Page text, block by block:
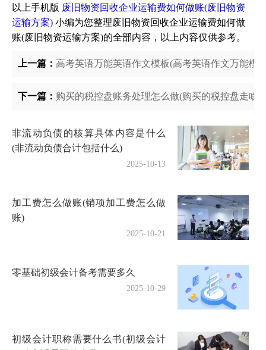
以上手机版 废旧物资回收企业运输费如何做账(废旧物资
运输方案) 小编为您整理废旧物资回收企业运输费如何做
账(废旧物资运输方案)的全部内容，以上内容仅供参考。
上一篇： 高考英语万能英语作文模板(高考英语作文万能模
下一篇： 购买的税控盘账务处理怎么做(购买的税控盘走啥
非流动负债的核算具体内容是什么
(非流动负债合计包括什么)
2025-10-13
加工费怎么做账(销项加工费怎么做
账)
2025-10-21
零基础初级会计备考需要多久
2025-10-29
初级会计职称需要什么书(初级会计